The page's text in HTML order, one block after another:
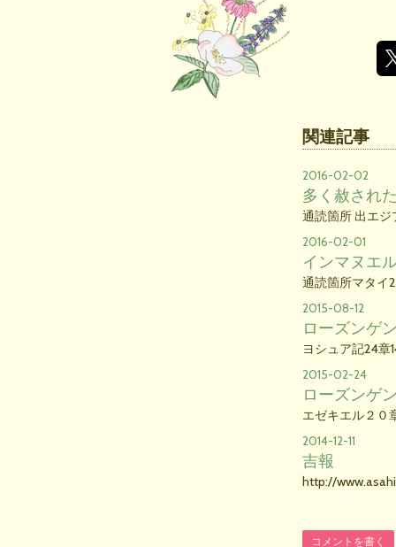
関連記事
2016-02-02
多く赦され
通読箇所 出エジ
2016-02-01
インマヌエ
通読箇所マタイ
2015-08-12
ローズンゲ
ヨシュア記24章
2015-02-24
ローズンゲ
エゼキエル２０
2014-12-11
吉報
http://
コメントを書く